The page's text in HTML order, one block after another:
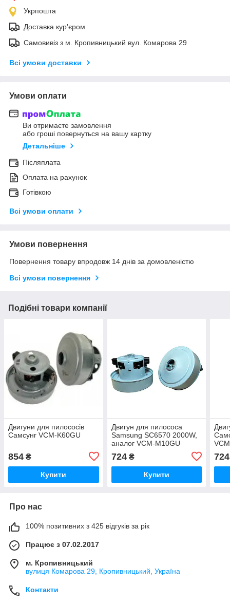
Укрпошта
Доставка кур'єром
Самовивіз з м. Кропивницький вул. Комарова 29
Всі умови доставки
Умови оплати
Ви отримаєте замовлення
або гроші повернуться на вашу картку
Детальніше
Післяплата
Оплата на рахунок
Готівкою
Всі умови оплати
Умови повернення
Повернення товару впродовж 14 днів за домовленістю
Всі умови повернення
Подібні товари компанії
Двигуни для пилососів
Самсунг VCM-K60GU
854 ₴
Купити
Двигун для пилососа
Samsung SC6570 2000W,
аналог VCM-M10GU
724₴
Купити
724
Про нас
100% позитивних з 425 відгуків за рік
Працює з 07.02.2017
м. Кропивницький
вулиця Комарова 29, Кропивницький, Україна
Контакти